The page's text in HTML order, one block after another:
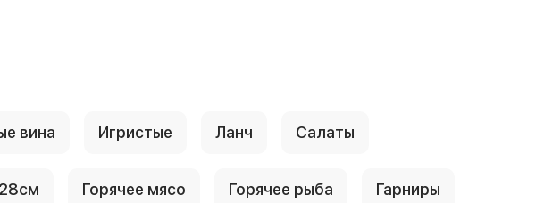
вина Игристые Ланч Салаты
Горячее мясо Горячее рыба Гарниры